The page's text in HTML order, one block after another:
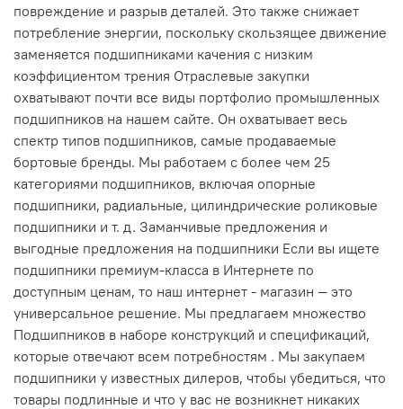
повреждение и разрыв деталей. Это также снижает
потребление энергии, поскольку скользящее движение
заменяется подшипниками качения с низким
коэффициентом трения Отраслевые закупки
охватывают почти все виды портфолио промышленных
подшипников на нашем сайте. Он охватывает весь
спектр типов подшипников, самые продаваемые
бортовые бренды. Мы работаем с более чем 25
категориями подшипников, включая опорные
подшипники, радиальные, цилиндрические роликовые
подшипники и т. д. Заманчивые предложения и
выгодные предложения на подшипники Если вы ищете
подшипники премиум-класса в Интернете по
доступным ценам, то наш интернет - магазин — это
универсальное решение. Мы предлагаем множество
Подшипников в наборе конструкций и спецификаций,
которые отвечают всем потребностям . Мы закупаем
подшипники у известных дилеров, чтобы убедиться, что
товары подлинные и что у вас не возникнет никаких